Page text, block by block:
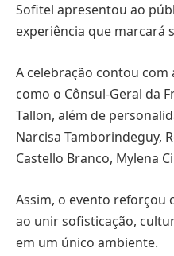
Sofitel apresentou ao
experiência que marcará
A celebração contou com
como o Cônsul-Geral da
Tallon, além de
Narcisa Tamborindeguy,
Castello Branco, Mylena
Assim, o evento reforçou
ao unir sofisticação,
em um único ambiente.